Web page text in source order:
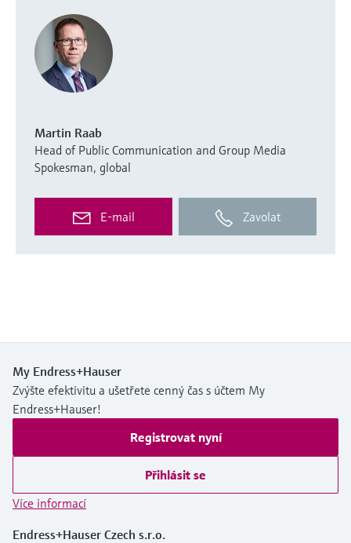
Martin Raab
Head of Public Communication and Group Media
Spokesman, global
E-mail Zavolat
My Endress+Hauser
Zvýšte efektivitu a ušetřete cenný čas s účtem My
Endress+Hauser!
Registrovat nyní
Přihlásit se
Více informací
Endress+Hauser Czech s.r.o.